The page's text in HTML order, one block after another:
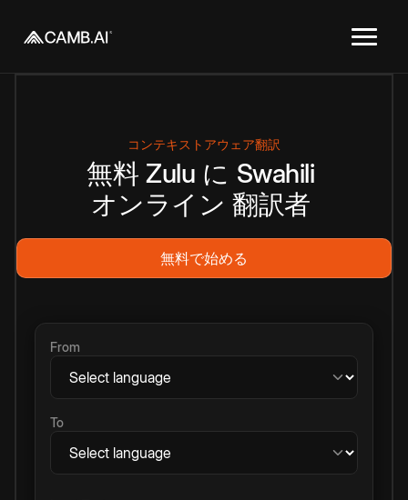
コンテキストアウェア翻訳
無料 Zulu に Swahili
オンライン 翻訳者
無料で始める
From
To